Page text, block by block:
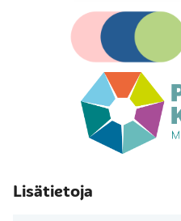
Lisätietoja